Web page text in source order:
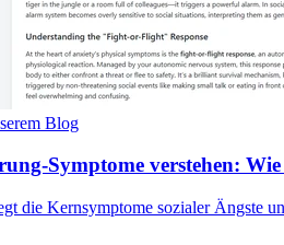
Blog
Symptome verstehen:
die Kernsymptome sozialer Ängste